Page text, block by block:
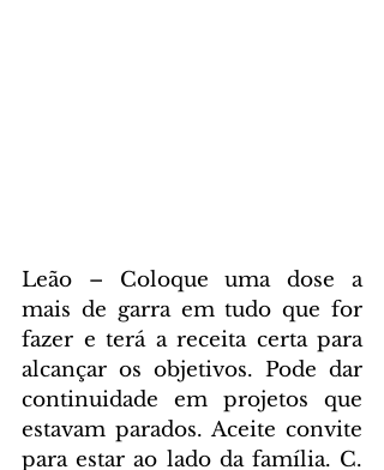
Leão – Coloque uma dose a
mais de garra em tudo que for
fazer e terá a receita certa para
alcançar os objetivos. Pode dar
continuidade em projetos que
estavam parados. Aceite convite
para estar ao lado da família. C.